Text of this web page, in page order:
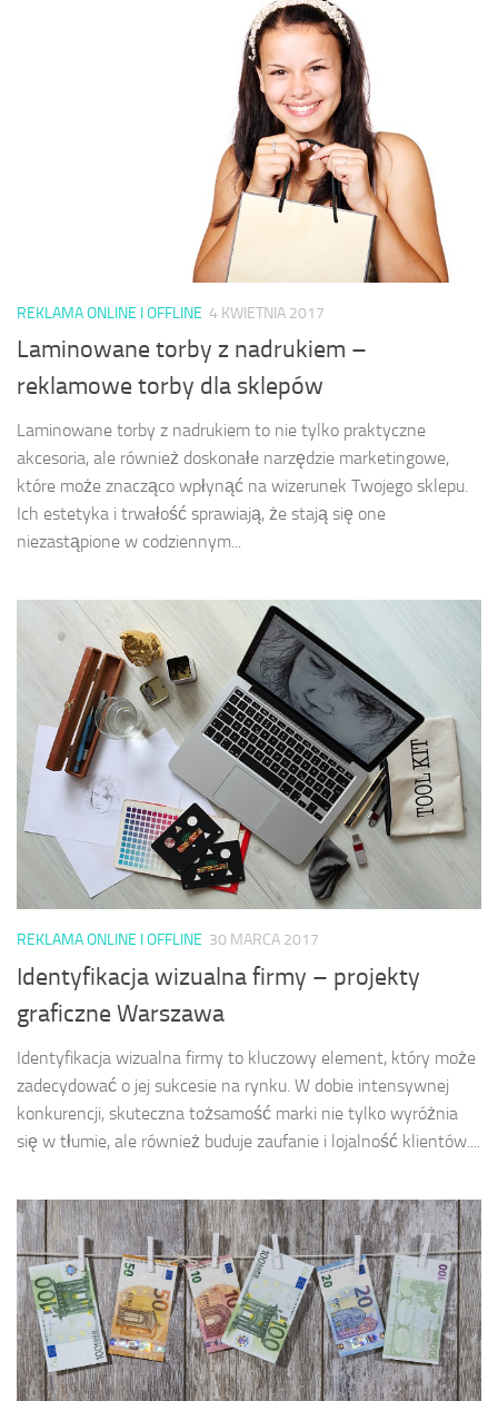
REKLAMA ONLINE I OFFLINE 4 KWIETNIA 2017
Laminowane torby z nadrukiem –
reklamowe torby dla sklepów
Laminowane torby z nadrukiem to nie tylko praktyczne
akcesoria, ale również doskonałe narzędzie marketingowe,
które może znacząco wpłynąć na wizerunek Twojego sklepu.
Ich estetyka i trwałość sprawiają, że stają się one
niezastąpione w codziennym...
REKLAMA ONLINE I OFFLINE 30 MARCA 2017
Identyfikacja wizualna firmy – projekty
graficzne Warszawa
Identyfikacja wizualna firmy to kluczowy element, który może
zadecydować o jej sukcesie na rynku. W dobie intensywnej
konkurencji, skuteczna tożsamość marki nie tylko wyróżnia
się w tłumie, ale również buduje zaufanie i lojalność klientów....